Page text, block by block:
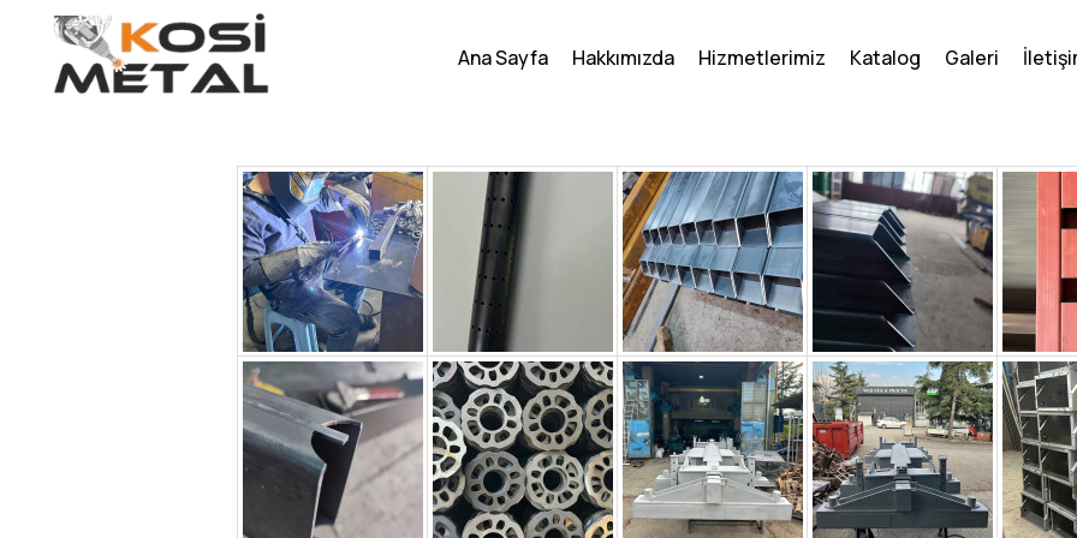
Ana Sayfa Hakkımızda Hizmetlerimiz Katalog Galeri